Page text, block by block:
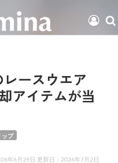
ースウエア
アイテムが当
ップ
年6月29日 更新日： 2026年7月2日